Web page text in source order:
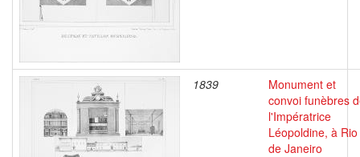
1839
Monument et
convoi funèbres
l'Impératrice
Léopoldine, à Rio
de Janeiro